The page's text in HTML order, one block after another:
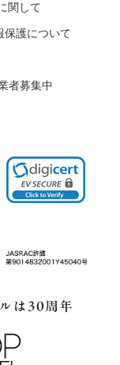
関して
保護について
者募集中